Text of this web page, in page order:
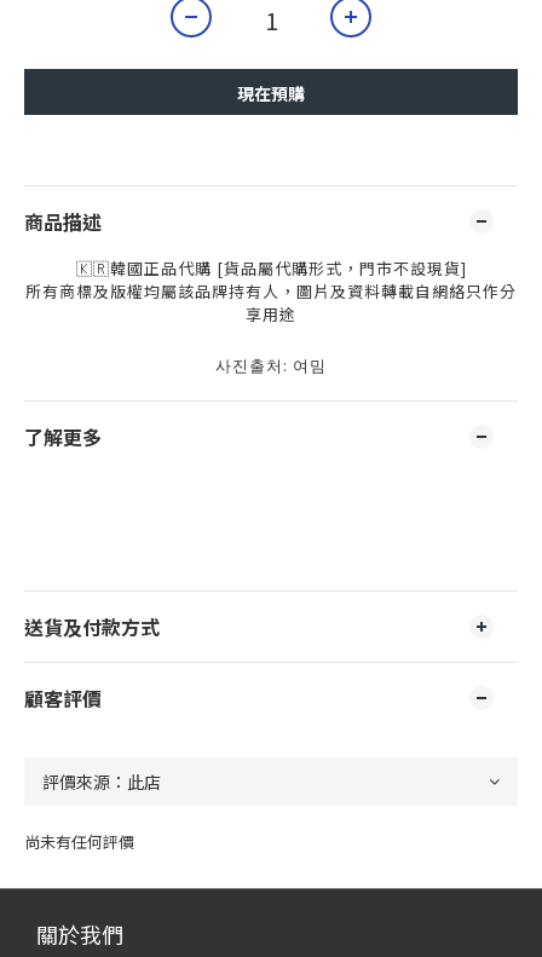
現在預購
商品描述
🇰🇷韓國正品代購 [貨品屬代購形式，門市不設現貨]
所有商標及版權均屬該品牌持有人，圖片及資料轉載自網絡只作分
享用途
사진출처: 여밈
了解更多
送貨及付款方式
顧客評價
尚未有任何評價
關於我們